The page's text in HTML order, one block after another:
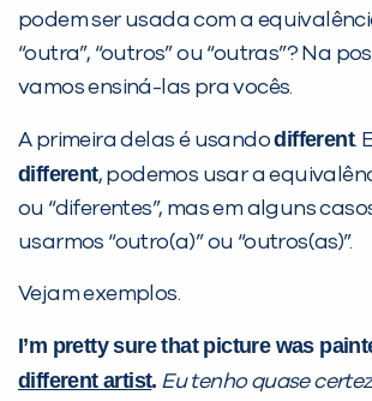
podem ser usada com a
“outra”, “outros” ou “outras”? Na
vamos ensiná-las pra vocês.
A primeira delas é usandodifferent.
different, podemos usar a
ou “diferentes”, mas em alguns
usarmos “outro(a)” ou “outros(as)”.
Vejam exemplos.
I’m pretty sure that picture was
different artist. Eu tenho quase
PEÇA UMA DEMONSTRAÇÃO DE
Desculpe!
Não encontramos nenhuma
inFlux nesta cidade ou
você digitou.